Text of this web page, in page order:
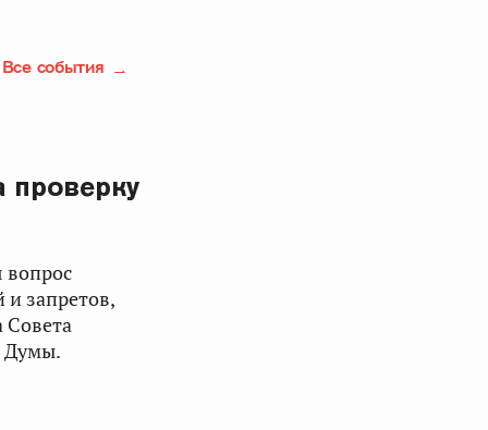
Все события
проверку
вопрос
запретов,
Совета
Думы.